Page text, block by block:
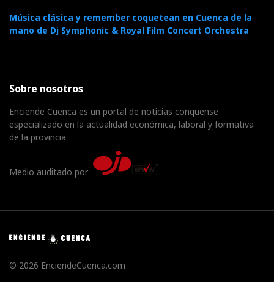
Música clásica y remember coquetean en Cuenca de la
mano de Dj Symphonic & Royal Film Concert Orchestra
Sobre nosotros
Enciende Cuenca es un portal de noticias conquense
especializado en la actualidad económica, laboral y formativa
de la provincia
Medio auditado por
© 2026 EnciendeCuenca.com